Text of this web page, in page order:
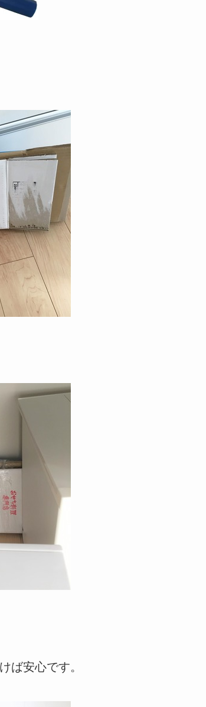
ば安心です。